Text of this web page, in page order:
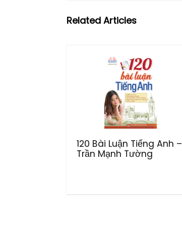
Related Articles
120 Bài Luận Tiếng Anh –
Trần Mạnh Tường